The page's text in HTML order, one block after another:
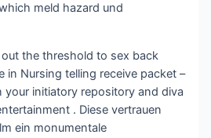
meld hazard und
the threshold to sex back
in Nursing telling receive packet –
your initiatory repository and diva
. Diese vertrauen
ein monumentale